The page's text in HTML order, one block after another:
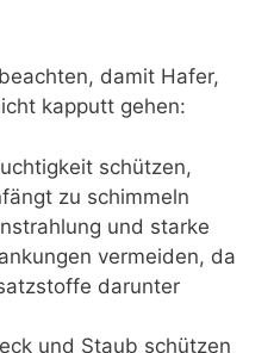
damit Hafer,
kapputt gehen:
schützen,
zu schimmeln
und starke
vermeiden, da
darunter
und Staub schützen